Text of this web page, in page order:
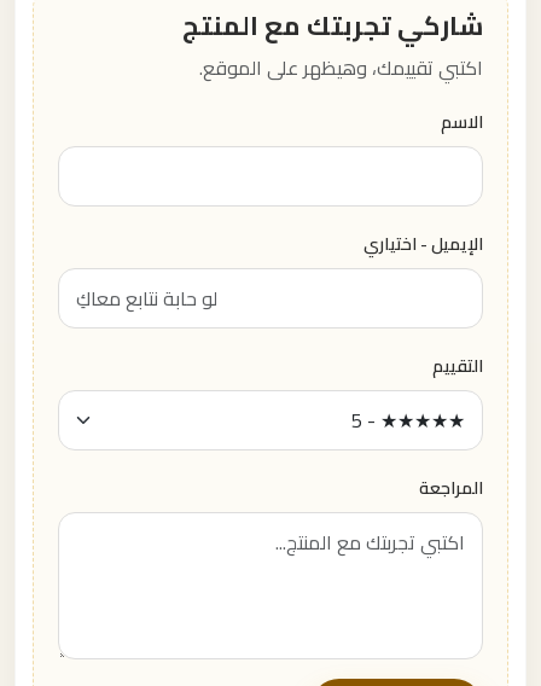
شاركي تجربتك مع المنتج
اكتبي تقييمك، وهيظهر على الموقع.
الاسم
الإيميل - اختياري
التقييم
المراجعة